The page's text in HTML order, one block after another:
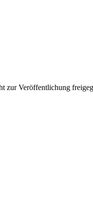
zur Veröffentlichung